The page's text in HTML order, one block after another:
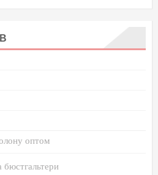
оптом
бюстгальтери